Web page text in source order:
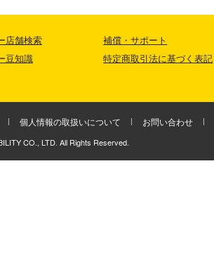
店舗検索
豆知識
補償・サポート
特定商取引法に基づく表記
個人情報の取扱いについて お問い合わせ
CO., LTD. All Rights Reserved.